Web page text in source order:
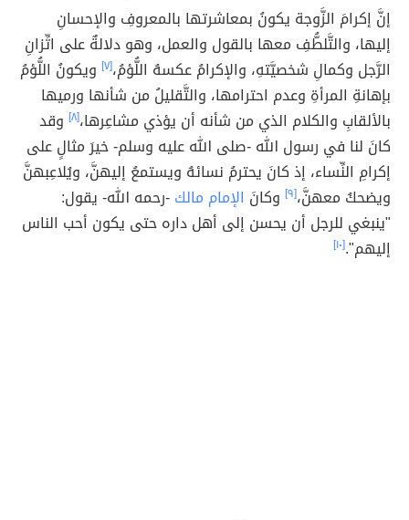
إنَّ إكرامَ الزَّوجة يكونُ بمعاشرتها بالمعروفِ والإحسانِ
إليها، والتَّلطُّفِ معها بالقول والعمل، وهو دلالةٌ على اتِّزانِ
الرَّجل وكمالِ شخصيَّتهِ، والإكرامُ عكسهُ اللُّؤمُ،[٧]
ويكونُ اللُّؤمُ
بإهانةِ المرأةِ وعدم احترامها، والتَّقليلُ من شأنها ورميها
بالألقابِ والكلام الذي من شأنه أن يؤذي مشاعِرها،[٨]
وقد
كانَ لنا في رسول الله -صلى الله عليه وسلم- خيرَ مثالٍ على
إكرامِ النِّساء، إذ كانَ يحترمُ نسائهُ ويستمعُ إليهنَّ، ويُلاعِبهنَّ
ويضحكُ معهنَّ،[٩] وكانَ الإمام مالك-رحمه الله- يقول:
"ينبغي للرجل أن يحسن إلى أهل داره حتى يكون أحب الناس
إليهم".[١٠]